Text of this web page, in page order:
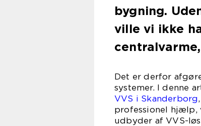
bygning.
ville vi ikke
Det er derfor
systemer. I denne
VVS i Skanderborg
professionel hjælp,
udbyder af VVS-